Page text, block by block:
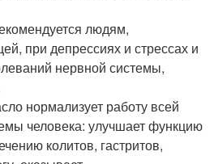
людям,
при депрессиях и стрессах и
нервной системы,
нормализует работу всей
человека: улучшает функцию
колитов, гастритов,